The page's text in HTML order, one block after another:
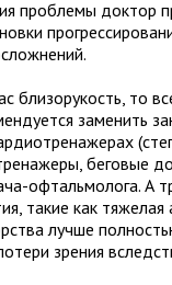
проблемы доктор
близорукость, то
заменить
беговые
офтальмолога. А
такие как тяжелая
лучше
зрения